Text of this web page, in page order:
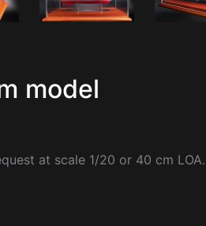
model
at scale 1/20 or 40 cm LOA.